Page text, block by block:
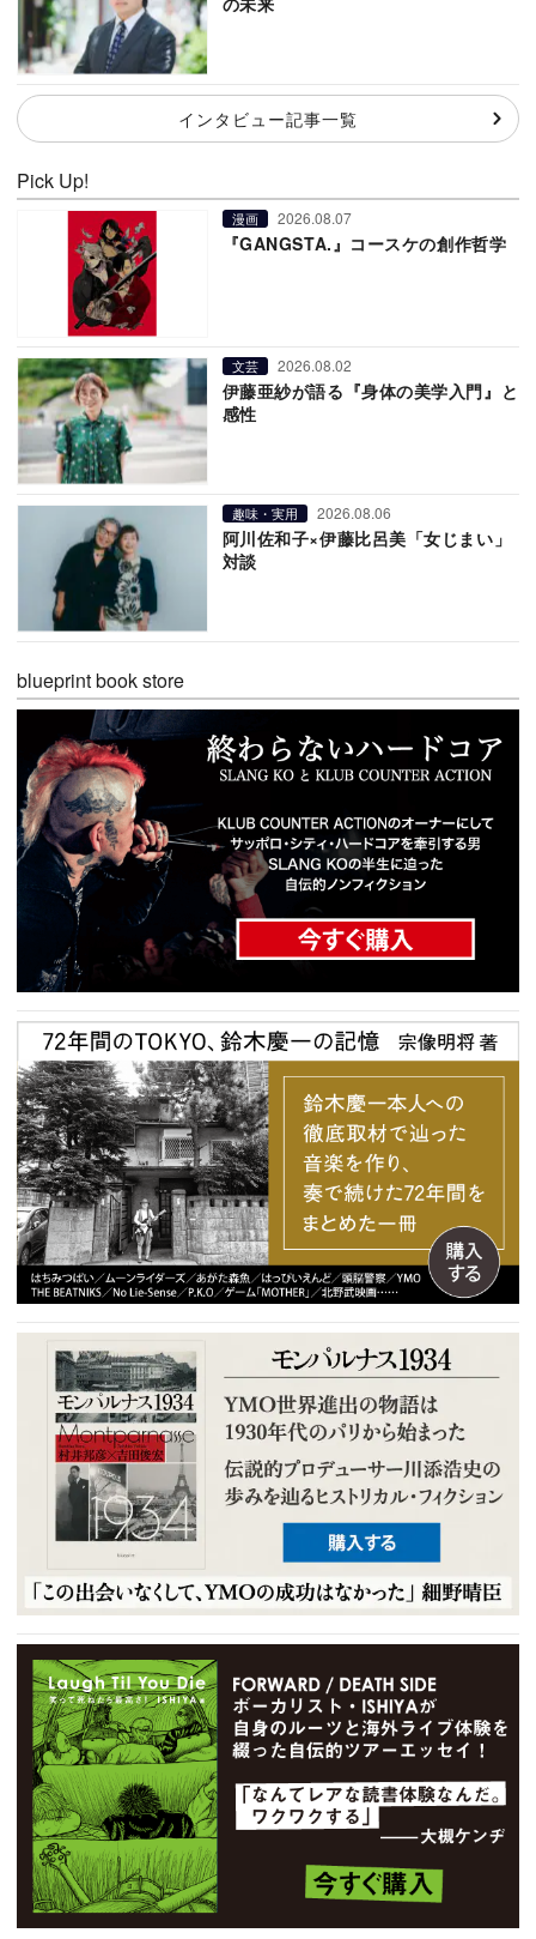
インタビュー記事一覧
Pick Up!
漫画 2026.08.07
『GANGSTA.』コースケの創作哲学
文芸 2026.08.02
伊藤亜紗が語る『身体の美学入門』と
感性
趣味・実用 2026.08.06
阿川佐和子×伊藤比呂美「女じまい」
対談
blueprint book store